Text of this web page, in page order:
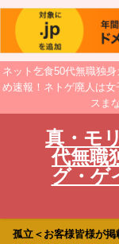
ネット乞食50代無職独
め速報！ネトゲ廃人は
スま
真・モ
代無職
グ・ゲ
孤立＜お客様皆様が